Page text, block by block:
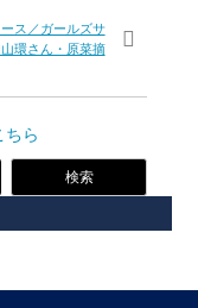
ス／ガールズサ
環さん・原菜摘
ら